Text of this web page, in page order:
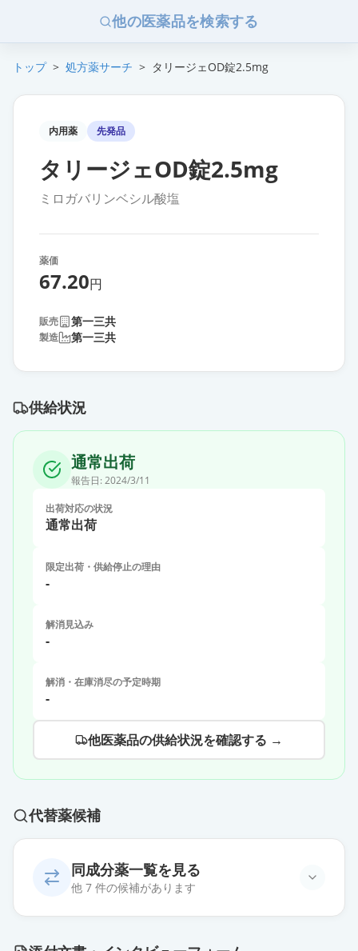
他の医薬品を検索する
トップ > 処方薬サーチ > タリージェOD錠2.5mg
内用薬 先発品
タリージェOD錠2.5mg
ミロガバリンベシル酸塩
薬価
67.20円
販売 第一三共
製造 第一三共
供給状況
通常出荷
報告日: 2024/3/11
出荷対応の状況
通常出荷
限定出荷・供給停止の理由
-
解消見込み
-
解消・在庫消尽の予定時期
-
他医薬品の供給状況を確認する →
代替薬候補
同成分薬一覧を見る
他 7 件の候補があります